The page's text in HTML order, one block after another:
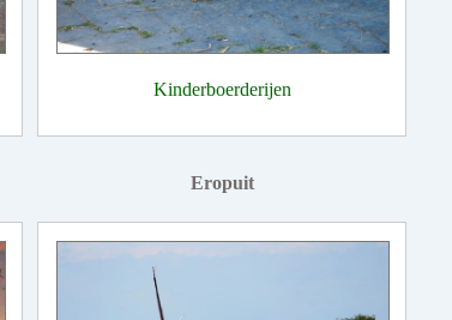
Kinderboerderijen
Eropuit